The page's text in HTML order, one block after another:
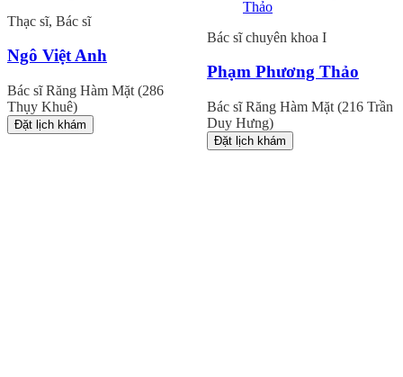
Thạc sĩ, Bác sĩ
Ngô Việt Anh
Bác sĩ Răng Hàm Mặt (286
Thụy Khuê)
Đặt lịch khám
Bác sĩ chuyên khoa I
Phạm Phương Thảo
Bác sĩ Răng Hàm Mặt (216 Trần
Duy Hưng)
Đặt lịch khám